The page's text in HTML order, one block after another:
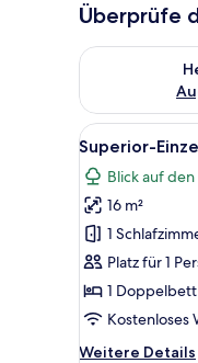
Überprüfe
Überprüfe die
Alle
Fotos
für
Superior-
Gartenblick
anzeigen
3
Superior-
Blick auf
16 m²
1
Platz für 1
1 Doppelbett
Kostenloses
Weitere Details
Weitere